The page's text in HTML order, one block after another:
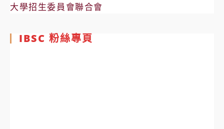
大學招生委員會聯合會
IBSC 粉絲專頁